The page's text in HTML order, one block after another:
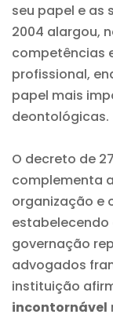
seu papel e as
2004 alargou,
competências
profissional,
papel mais
deontológicas.
O decreto de
complementa
organização e
estabelecendo
governação
advogados
instituição
incontornável